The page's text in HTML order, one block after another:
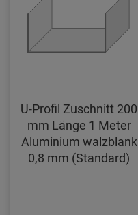
U-Profil Zuschnitt 200
mm Länge 1 Meter
Aluminium walzblank
0,8 mm (Standard)